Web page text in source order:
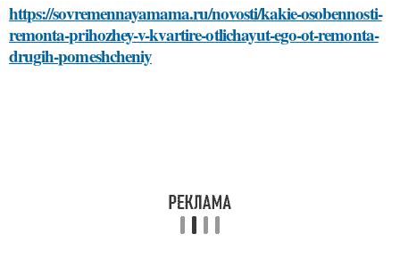
https://sovremennayamama.ru/novosti/kakie-osobennosti-
remonta-prihozhey-v-kvartire-otlichayut-ego-ot-remonta-
drugih-pomeshcheniy